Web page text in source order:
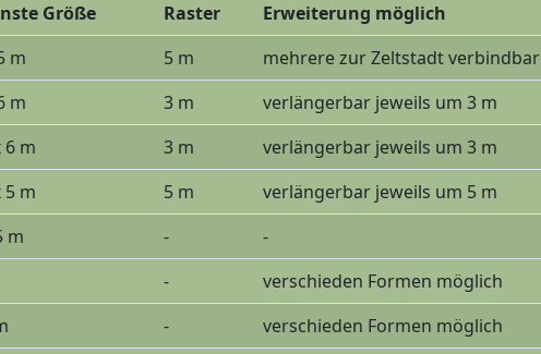
Größe Raster Erweiterung möglich
m
5 m mehrere zur Zeltstadt verbindbar
m
3 m verlängerbar jeweils um 3 m
6 m
3 m verlängerbar jeweils um 3 m
5 m
5 m verlängerbar jeweils um 5 m
m
- -
-
verschieden Formen möglich
- verschieden Formen möglich